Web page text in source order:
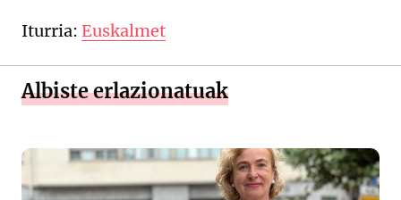
Iturria: Euskalmet
Albiste erlazionatuak